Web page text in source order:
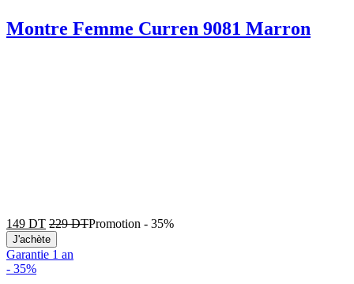
Montre Femme Curren 9081 Marron
149 DT 229DTPromotion - 35%
J'achète
Garantie 1 an
- 35%